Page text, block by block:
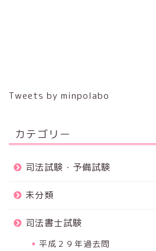
Tweets by minpolabo
カテゴリー
司法試験・予備試験
未分類
司法書士試験
平成２９年過去問